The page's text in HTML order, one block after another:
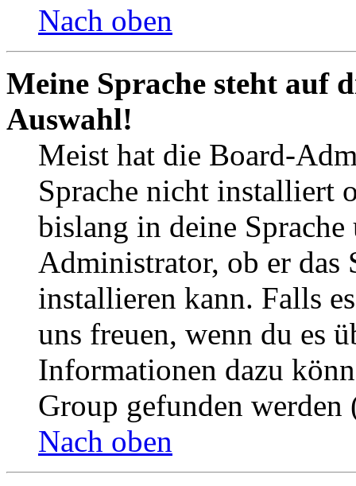
Nach oben
Meine Sprache steht auf
Auswahl!
Meist hat die Board-
Sprache nicht installiert
bislang in deine
Administrator, ob er das
installieren kann. Falls
uns freuen, wenn du es
Informationen dazu
Group gefunden
Nach oben